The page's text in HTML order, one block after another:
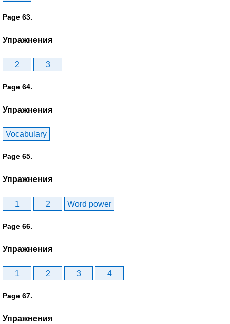
Page 63.
Упражнения
2 3
Page 64.
Упражнения
Vocabulary
Page 65.
Упражнения
1 2 Word power
Page 66.
Упражнения
1 2 3 4
Page 67.
Упражнения